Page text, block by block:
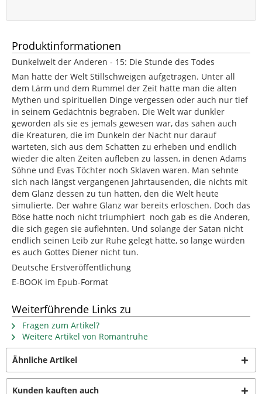
Produktinformationen
Dunkelwelt der Anderen - 15: Die Stunde des Todes
Man hatte der Welt Stillschweigen aufgetragen. Unter all
dem Lärm und dem Rummel der Zeit hatte man die alten
Mythen und spirituellen Dinge vergessen oder auch nur tief
in seinem Gedächtnis begraben. Die Welt war dunkler
geworden als sie es jemals gewesen war, das sahen auch
die Kreaturen, die im Dunkeln der Nacht nur darauf
warteten, sich aus dem Schatten zu erheben und endlich
wieder die alten Zeiten aufleben zu lassen, in denen Adams
Söhne und Evas Töchter noch Sklaven waren. Man sehnte
sich nach längst vergangenen Jahrtausenden, die nichts mit
dem Glanz dessen zu tun hatten, den die Welt heute
simulierte. Der wahre Glanz war bereits erloschen. Doch das
Böse hatte noch nicht triumphiert  noch gab es die Anderen,
die sich gegen sie auflehnten. Und solange der Satan nicht
endlich seinen Leib zur Ruhe gelegt hätte, so lange würden
es auch Gottes Diener nicht tun.
Deutsche Erstveröffentlichung
E-BOOK im Epub-Format
Weiterführende Links zu
Fragen zum Artikel?
Weitere Artikel von Romantruhe
Ähnliche Artikel
Kunden kauften auch